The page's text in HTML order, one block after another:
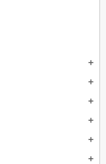
add
add
add
add
add
add